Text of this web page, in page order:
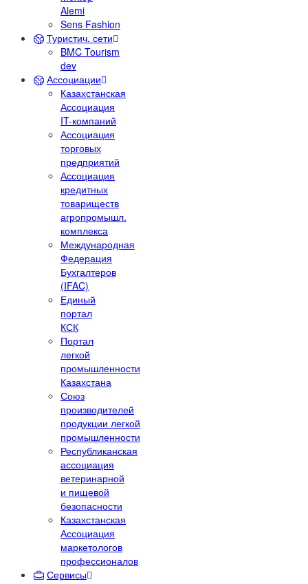
Alemi
Sens Fashion
Туристич. сети
BMC Tourism
dev
Ассоциации
Казахстанская
Ассоциация
IT-компаний
Ассоциация
торговых
предприятий
Ассоциация
кредитных
товариществ
агропромышл.
комплекса
Международная
Федерация
Бухгалтеров
(IFAC)
Единый
портал
КСК
Портал
легкой
промышленности
Казахстана
Союз
производителей
продукции легкой
промышленности
Республиканская
ассоциация
ветеринарной
и пищевой
безопасности
Казахстанская
Ассоциация
маркетологов
профессионалов
Сервисы